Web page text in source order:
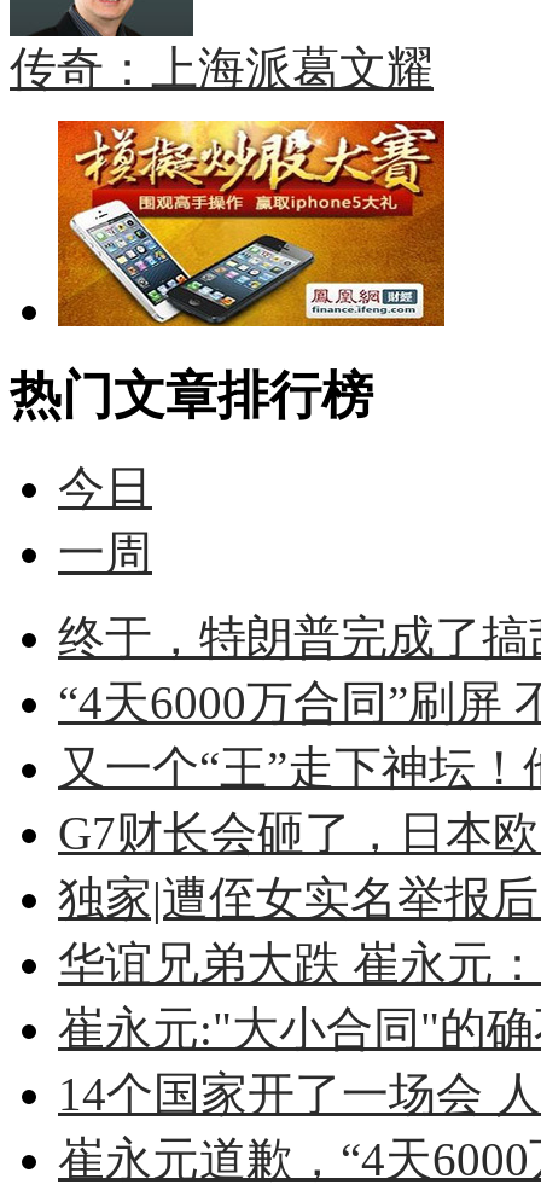
传奇：上海派葛文耀
热门文章排行榜
今日
一周
终于，特朗普完成了
“4天6000万合同”刷屏
又一个“王”走下神坛
G7财长会砸了，日本
独家|遭侄女实名举报
华谊兄弟大跌 崔永元
崔永元:"大小合同"的
14个国家开了一场会
崔永元道歉，“4天